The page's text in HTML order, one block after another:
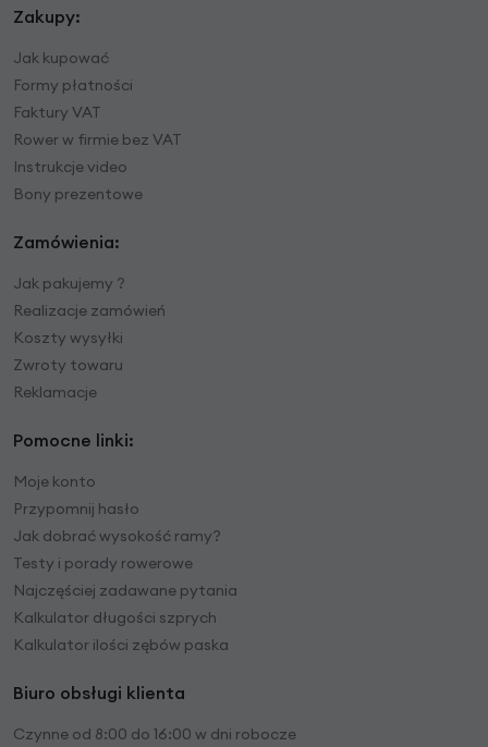
Zakupy:
Jak kupować
Formy płatności
Faktury VAT
Rower w firmie bez VAT
Instrukcje video
Bony prezentowe
Zamówienia:
Jak pakujemy ?
Realizacje zamówień
Koszty wysyłki
Zwroty towaru
Reklamacje
Pomocne linki:
Moje konto
Przypomnij hasło
Jak dobrać wysokość ramy?
Testy i porady rowerowe
Najczęściej zadawane pytania
Kalkulator długości szprych
Kalkulator ilości zębów paska
Biuro obsługi klienta
Czynne od 8:00 do 16:00 w dni robocze